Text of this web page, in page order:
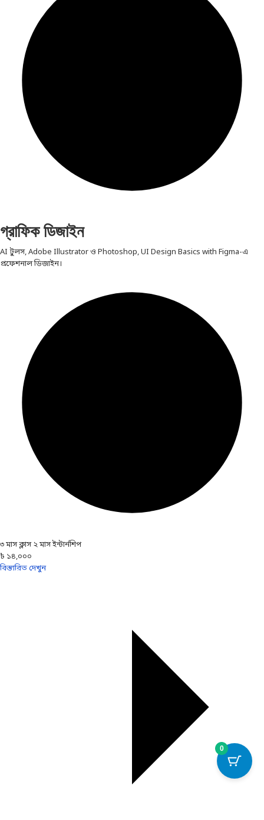
গ্রাফিক ডিজাইন
AI টুলস, Adobe Illustrator ও Photoshop, UI Design Basics with Figma-এ
প্রফেশনাল ডিজাইন।
৩ মাস ক্লাস ২ মাস ইন্টার্নশিপ
৳ ১৪,০০০
বিস্তারিত দেখুন
0